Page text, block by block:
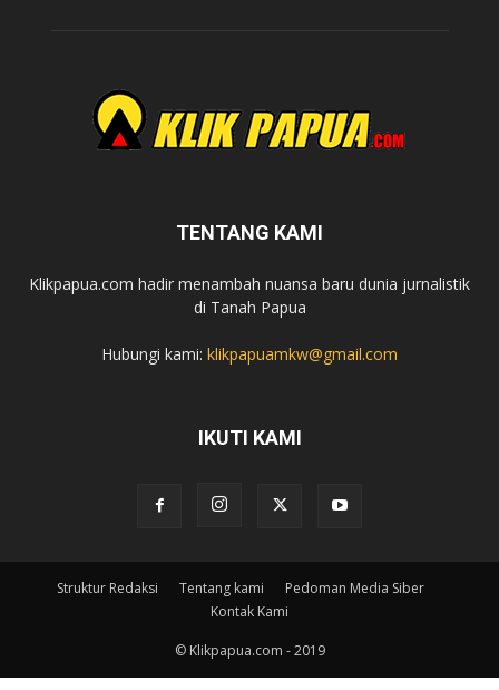
TENTANG KAMI
Klikpapua.com hadir menambah nuansa baru dunia jurnalistik
di Tanah Papua
Hubungi kami: klikpapuamkw@gmail.com
IKUTI KAMI
Struktur Redaksi Tentang kami
Pedoman Media Siber
Kontak Kami
© Klikpapua.com - 2019